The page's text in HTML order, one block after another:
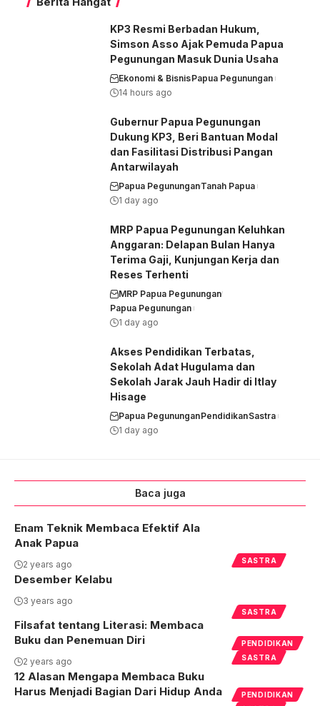
KP3 Resmi Berbadan Hukum,
Simson Asso Ajak Pemuda Papua
Pegunungan Masuk Dunia Usaha
Ekonomi & BisnisPapua Pegunungan
14 hours ago
Gubernur Papua Pegunungan
Dukung KP3, Beri Bantuan Modal
dan Fasilitasi Distribusi Pangan
Antarwilayah
Papua PegununganTanah Papua
1 day ago
MRP Papua Pegunungan Keluhkan
Anggaran: Delapan Bulan Hanya
Terima Gaji, Kunjungan Kerja dan
Reses Terhenti
MRP Papua Pegunungan
Papua Pegunungan
1 day ago
Akses Pendidikan Terbatas,
Sekolah Adat Hugulama dan
Sekolah Jarak Jauh Hadir di Itlay
Hisage
Papua PegununganPendidikanSastra
1 day ago
Baca juga
SASTRA
Enam Teknik Membaca Efektif Ala
Anak Papua
2 years ago
SASTRA
Desember Kelabu
3 years ago
PENDIDIKAN
SASTRA
Filsafat tentang Literasi: Membaca
Buku dan Penemuan Diri
2 years ago
PENDIDIKAN
12 Alasan Mengapa Membaca Buku
Harus Menjadi Bagian Dari Hidup Anda